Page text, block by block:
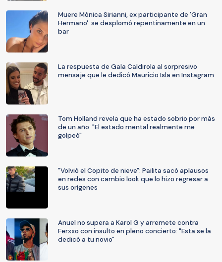
Muere Mónica Sirianni, ex participante de 'Gran
Hermano': se desplomó repentinamente en un
bar
La respuesta de Gala Caldirola al sorpresivo
mensaje que le dedicó Mauricio Isla en Instagram
Tom Holland revela que ha estado sobrio por más
de un año: "El estado mental realmente me
golpeó"
"Volvió el Copito de nieve": Pailita sacó aplausos
en redes con cambio look que lo hizo regresar a
sus orígenes
Anuel no supera a Karol G y arremete contra
Ferxxo con insulto en pleno concierto: "Esta se la
dedicó a tu novio"